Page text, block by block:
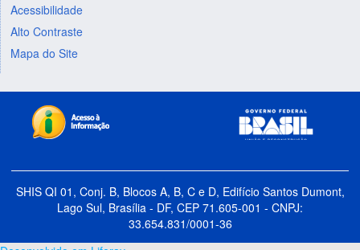
Acessibilidade
Alto Contraste
Mapa do Site
SHIS QI 01, Conj. B, Blocos A, B, C e D, Edifício Santos Dumont,
Lago Sul, Brasília - DF, CEP 71.605-001 - CNPJ:
33.654.831/0001-36